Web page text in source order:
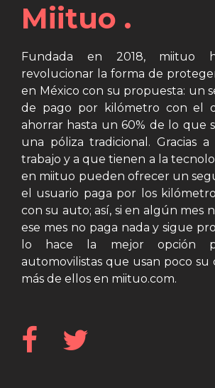
Miituo .
Fundada en 2018, miituo
revolucionar la forma de
en México con su propuesta: un
de pago por kilómetro con el
ahorrar hasta un 60% de lo que
una póliza tradicional. Gracias
trabajo y a que tienen a la
en miituo pueden ofrecer un
el usuario paga por los
con su auto; así, si en algún mes
ese mes no paga nada y sigue
lo hace la mejor opción
automovilistas que usan poco su
más de ellos en miituo.com.